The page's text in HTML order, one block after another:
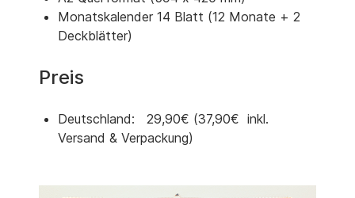
Monatskalender 14 Blatt (12 Monate + 2
Deckblätter)
Preis
Deutschland: 29,90€ (37,90€ inkl.
Versand & Verpackung)